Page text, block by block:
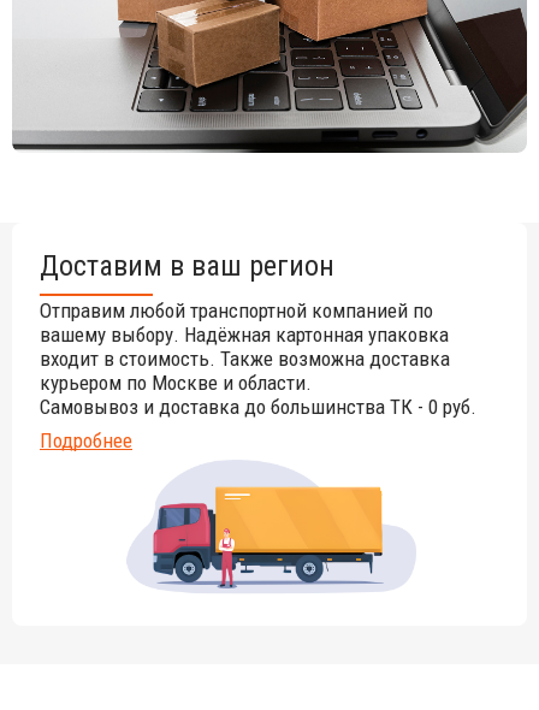
Доставим в ваш регион
Отправим любой транспортной компанией по
вашему выбору. Надёжная картонная упаковка
входит в стоимость. Также возможна доставка
курьером по Москве и области.
Самовывоз и доставка до большинства ТК - 0 руб.
Подробнее